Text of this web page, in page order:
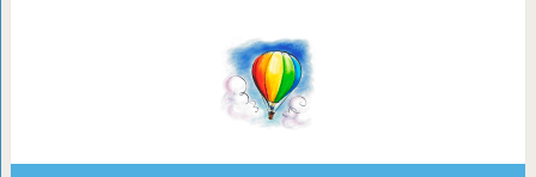
Детство определяет